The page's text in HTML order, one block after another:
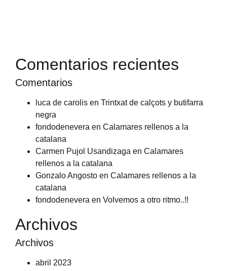
Comentarios recientes
Comentarios
luca de carolis en Trintxat de calçots y butifarra
negra
fondodenevera en Calamares rellenos a la
catalana
Carmen Pujol Usandizaga en Calamares
rellenos a la catalana
Gonzalo Angosto en Calamares rellenos a la
catalana
fondodenevera en Volvemos a otro ritmo..!!
Archivos
Archivos
abril 2023